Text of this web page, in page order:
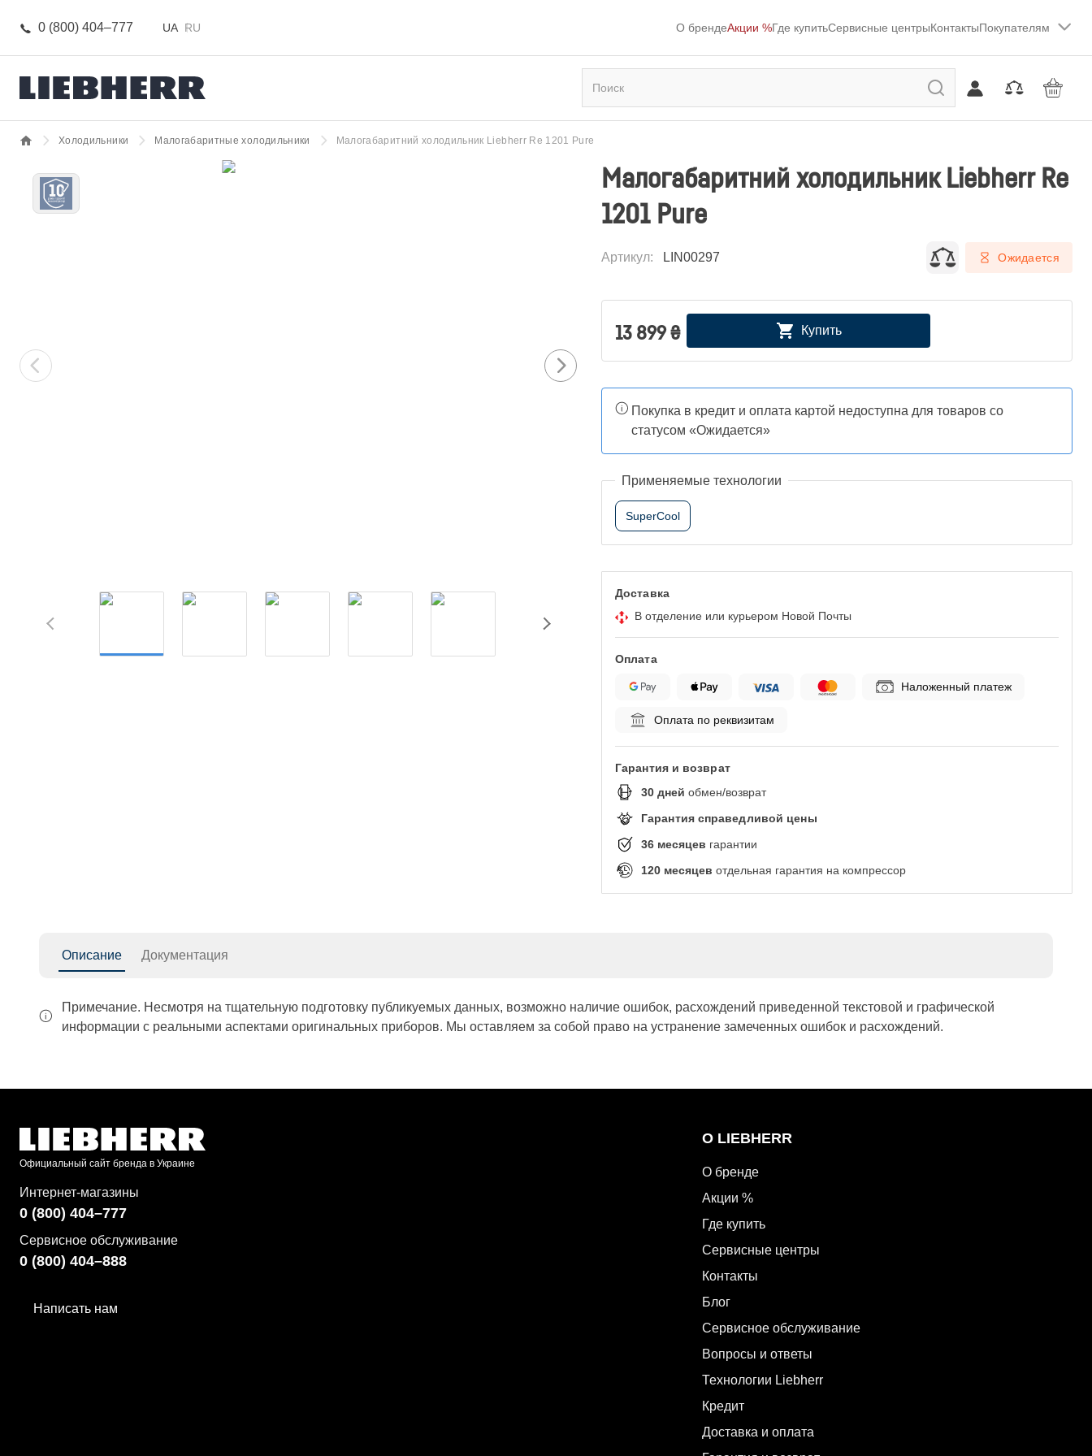
0 (800) 404–777 UA RU О брендеАкции %Где купитьСервисные центрыКонтактыПокупателям
Холодильники Малогабаритные холодильники Малогабаритний холодильник Liebherr Re 1201 Pure
Малогабаритний холодильник Liebherr Re
1201 Pure
Артикул: LIN00297 Ожидается
13 899₴ Купить
Покупка в кредит и оплата картой недоступна для товаров со
статусом «Ожидается»
Применяемые технологии
SuperCool
Доставка
В отделение или курьером Новой Почты
Оплата
Наложенный платеж
Оплата по реквизитам
Гарантия и возврат
30 дней обмен/возврат
Гарантия справедливой цены
36 месяцев гарантии
120 месяцев отдельная гарантия на компрессор
Описание Документация
Примечание. Несмотря на тщательную подготовку публикуемых данных, возможно наличие ошибок, расхождений приведенной текстовой и графической
информации с реальными аспектами оригинальных приборов. Мы оставляем за собой право на устранение замеченных ошибок и расхождений.
Официальный сайт бренда в Украине
Интернет-магазины
0 (800) 404–777
Сервисное обслуживание
0 (800) 404–888
Написать нам
О LIEBHERR
О бренде
Акции %
Где купить
Сервисные центры
Контакты
Блог
Сервисное обслуживание
Вопросы и ответы
Технологии Liebherr
Кредит
Доставка и оплата